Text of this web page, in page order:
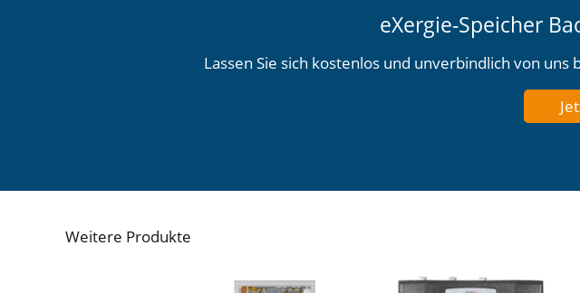
eXergie-Speicher
Lassen Sie sich kostenlos und unverbindlich von
Weitere Produkte